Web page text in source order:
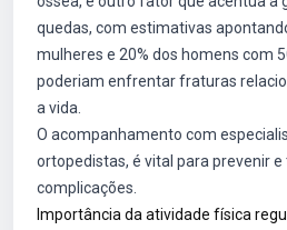
quedas, com estimativas
mulheres e 20% dos homens com
poderiam enfrentar fraturas
a vida.
O acompanhamento com
ortopedistas, é vital para prevenir
complicações.
Importância da atividade física